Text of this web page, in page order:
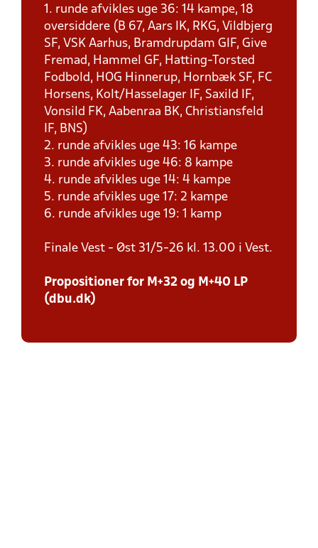
1. runde afvikles uge 36: 14 kampe, 18
oversiddere (B 67, Aars IK, RKG, Vildbjerg
SF, VSK Aarhus, Bramdrupdam GIF, Give
Fremad, Hammel GF, Hatting-Torsted
Fodbold, HOG Hinnerup, Hornbæk SF, FC
Horsens, Kolt/Hasselager IF, Saxild IF,
Vonsild FK, Aabenraa BK, Christiansfeld
IF, BNS)
2. runde afvikles uge 43: 16 kampe
3. runde afvikles uge 46: 8 kampe
4. runde afvikles uge 14: 4 kampe
5. runde afvikles uge 17: 2 kampe
6. runde afvikles uge 19: 1 kamp
Finale Vest - Øst 31/5-26 kl. 13.00 i Vest.
Propositioner for M+32 og M+40 LP
(dbu.dk)